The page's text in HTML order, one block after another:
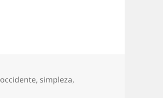
occidente, simpleza,